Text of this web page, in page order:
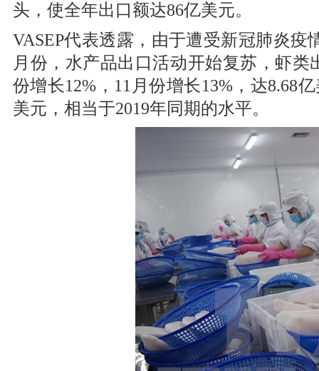
头，使全年出口额达86亿美元。
VASEP代表透露，由于遭受新冠肺炎
月份，水产品出口活动开始复苏，虾
份增长12%，11月份增长13%，达8.68
美元，相当于2019年同期的水平。